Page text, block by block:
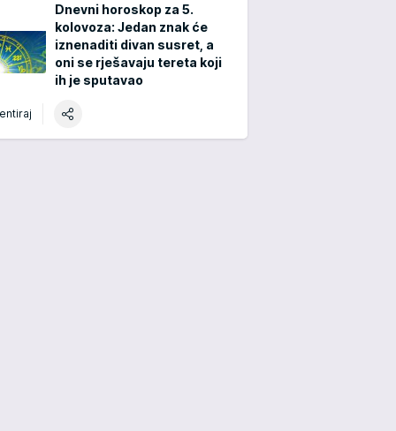
Dnevni horoskop za 5.
kolovoza: Jedan znak će
iznenaditi divan susret, a
oni se rješavaju tereta koji
ih je sputavao